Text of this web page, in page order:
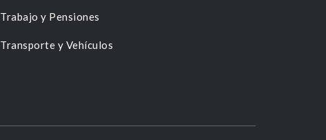
Trabajo y Pensiones
Transporte y Vehículos